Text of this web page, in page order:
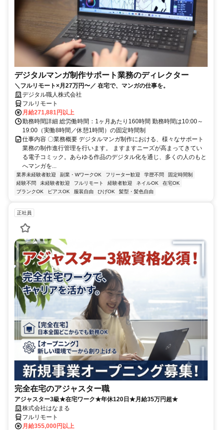
デジタルマンガ制作サポート業務のディレクター
＼フルリモート×月27万円〜／ 在宅で、マンガの仕事を。
デジタル職人株式会社
フルリモート
月給271,881円以上
勤務時間詳細 総労働時間：1ヶ月あたり160時間 勤務時間は10:00～
19:00（実働8時間／休憩1時間）の固定時間制
仕事内容 〇業務概要 デジタルマンガ制作における、様々なサポート
業務の制作進行管理を行います。 ますますニーズが高まってきてい
る電子コミック。あらゆる作品のデジタル化を通じ、多くの人のもと
へマンガを...
業界未経験者歓迎 副業・WワークOK フリーター歓迎 学歴不問
固定時間制
経験不問
未経験者歓迎 フルリモート 経験者歓迎 ネイルOK
在宅OK
ブランクOK
ピアスOK 服装自由 ひげOK 髪型・髪色自由
正社員
完全在宅のアジャスター職
アジャスター3級★在宅ワーク★年休120日★月給35万円超★
株式会社はなまる
フルリモート
月給355,000円以上